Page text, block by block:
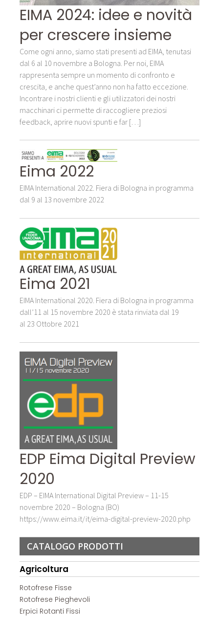
EIMA 2024: idee e novità
per crescere insieme
Come ogni anno, siamo stati presenti ad EIMA, tenutasi
dal 6 al 10 novembre a Bologna. Per noi, EIMA
rappresenta sempre un momento di confronto e
crescita, e anche quest’anno non ha fatto eccezione.
Incontrare i nostri clienti e gli utilizzatori dei nostri
macchinari ci permette di raccogliere preziosi
feedback, aprire nuovi spunti e far […]
Eima 2022
EIMA International 2022. Fiera di Bologna in programma
dal 9 al 13 novembre 2022
Eima 2021
EIMA International 2020. Fiera di Bologna in programma
dall’11 al 15 novembre 2020 è stata rinviata dal 19
al 23 Ottobre 2021
EDP Eima Digital Preview
2020
EDP – EIMA International Digital Preview – 11-15
novembre 2020 – Bologna (BO)
https://www.eima.it/it/eima-digital-preview-2020.php
CATALOGO PRODOTTI
Agricoltura
Rotofrese Fisse
Rotofrese Pieghevoli
Erpici Rotanti Fissi